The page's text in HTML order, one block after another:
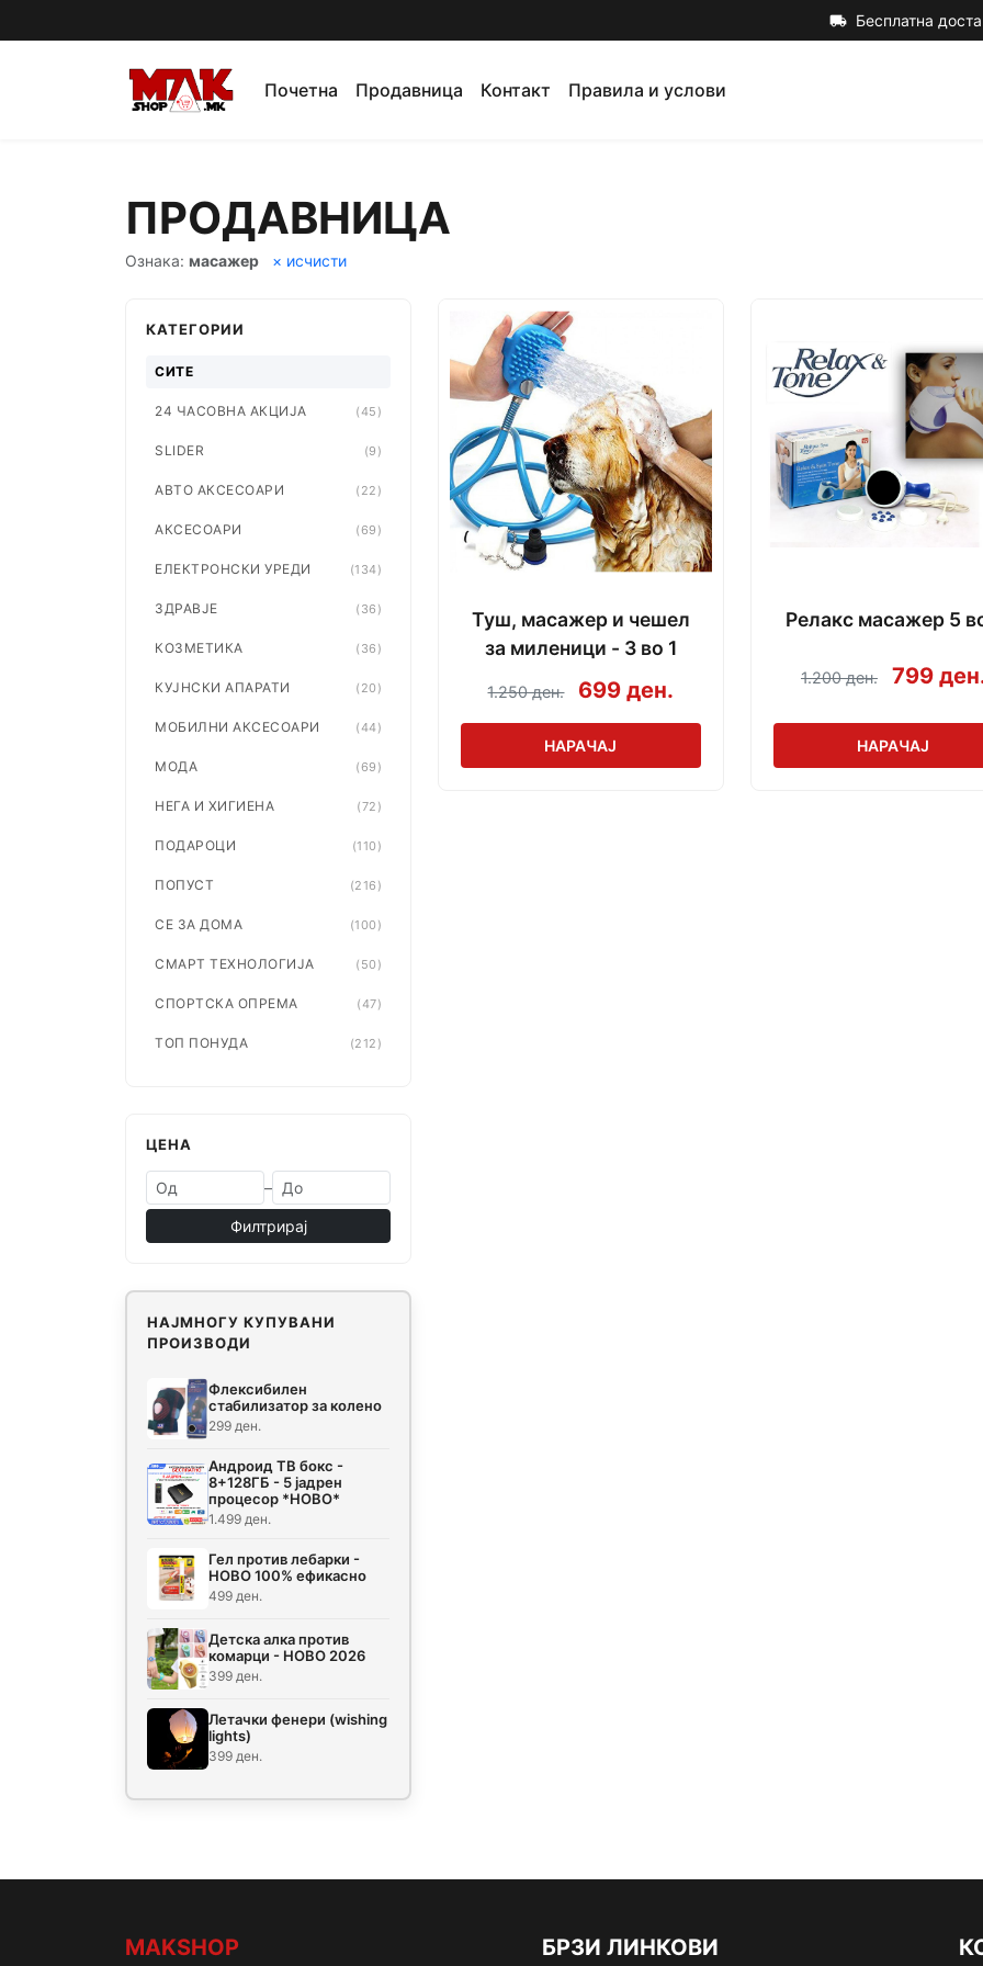
local_shipping Бесплатна
Почетна Продавница Контакт Правила и услови
ПРОДАВНИЦА
Ознака: масажер × исчисти
КАТЕГОРИИ
СИТЕ
24 ЧАСОВНА АКЦИЈА (45)
SLIDER (9)
АВТО АКСЕСОАРИ (22)
АКСЕСОАРИ (69)
ЕЛЕКТРОНСКИ УРЕДИ (134)
ЗДРАВЈЕ (36)
КОЗМЕТИКА (36)
КУЈНСКИ АПАРАТИ (20)
МОБИЛНИ АКСЕСОАРИ (44)
МОДА (69)
НЕГА И ХИГИЕНА (72)
ПОДАРОЦИ (110)
ПОПУСТ (216)
СЕ ЗА ДОМА (100)
СМАРТ ТЕХНОЛОГИЈА (50)
СПОРТСКА ОПРЕМА (47)
ТОП ПОНУДА (212)
ЦЕНА
–
Филтрирај
НАЈМНОГУ КУПУВАНИ
ПРОИЗВОДИ
Флексибилен
стабилизатор за колено
299 ден.
Андроид ТВ бокс -
8+128ГБ - 5 јадрен
процесор *НОВО*
1.499 ден.
Гел против лебарки -
НОВО 100% ефикасно
499 ден.
Детска алка против
комарци - НОВО 2026
399 ден.
Летачки фенери (wishing
lights)
399 ден.
Туш, масажер и чешел
за миленици - 3 во 1
1.250 ден. 699 ден.
НАРАЧАЈ
Релакс масажер 5
1.200 ден. 799
НАРАЧАЈ
MAKSHOP БРЗИ ЛИНКОВИ